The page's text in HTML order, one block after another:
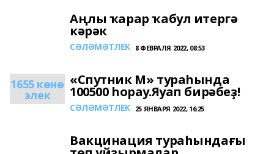
Аңлы ҡарар ҡабул итергә
кәрәк
СӘЛӘМӘТЛЕК 8 ФЕВРАЛЯ 2022, 08:53
1655 көнө
элек
«Спутник М» тураһында
100500 һорау.Яуап бирәбеҙ!
СӘЛӘМӘТЛЕК 25 ЯНВАРЯ 2022, 16:25
Вакцинация тураһындағы